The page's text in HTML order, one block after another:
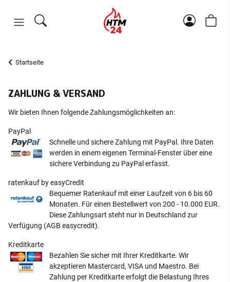
Startseite
ZAHLUNG & VERSAND
Wir bieten Ihnen folgende Zahlungsmöglichkeiten an:
PayPal
Schnelle und sichere Zahlung mit PayPal. Ihre Daten
werden in einem eigenen Terminal-Fenster über eine
sichere Verbindung zu PayPal erfasst.
ratenkauf by easyCredit
Bequemer Ratenkauf mit einer Laufzeit von 6 bis 60
Monaten. Für einen Bestellwert von 200 - 10.000 EUR.
Diese Zahlungsart steht nur in Deutschland zur
Verfügung (AGB easycredit).
Kreditkarte
Bezahlen Sie sicher mit Ihrer Kreditkarte. Wir
akzeptieren Mastercard, VISA und Maestro. Bei
Zahlung per Kreditkarte erfolgt die Belastung Ihres